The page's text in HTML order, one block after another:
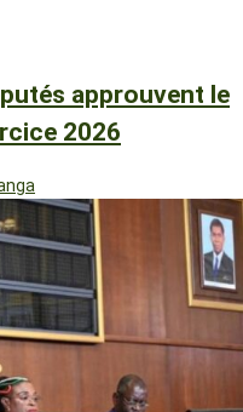
approuvent le
2026